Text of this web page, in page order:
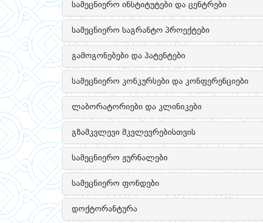
სამეცნიერო ინსტიტუტები და ცენტრები
სამეცნიერო საგრანტო პროექტები
გამოგონებები და პატენტები
სამეცნიერო კონკურსები და კონფერენციები
ლაბორატორიები და კლინიკები
გზამკვლევი მკვლევრებისთვის
სამეცნიერო ჟურნალები
სამეცნიერო ფონდები
დოქტორანტურა